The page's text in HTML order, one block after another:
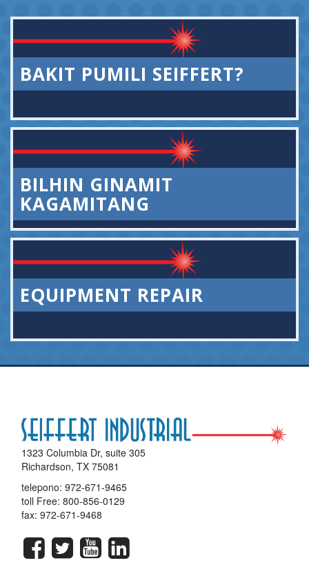
BAKIT PUMILI SEIFFERT?
BILHIN GINAMIT
KAGAMITANG
EQUIPMENT REPAIR
1323 Columbia Dr, suite 305
Richardson, TX 75081
telepono: 972-671-9465
toll Free: 800-856-0129
fax: 972-671-9468